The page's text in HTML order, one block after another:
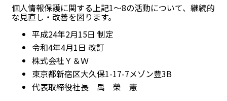
個人情報保護に関する上記1～8の活動について、継続的
な見直し・改善を図ります。
平成24年2月15日 制定
令和4年4月1日 改訂
株式会社Ｙ＆Ｗ
東京都新宿区大久保1-17-7メゾン豊3B
代表取締役社長 禹 榮 憲